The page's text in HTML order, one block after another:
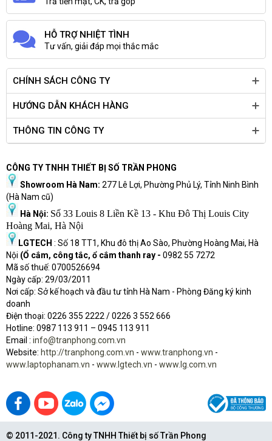
HỖ TRỢ NHIỆT TÌNH
Tư vấn, giải đáp mọi thắc mắc
CHÍNH SÁCH CÔNG TY
HƯỚNG DẪN KHÁCH HÀNG
THÔNG TIN CÔNG TY
CÔNG TY TNHH THIẾT BỊ SỐ TRẦN PHONG
Showroom Hà Nam: 277 Lê Lợi, Phường Phủ Lý, Tỉnh Ninh Bình
(Hà Nam cũ)
Hà Nội: Số 33 Louis 8 Liền Kề 13 - Khu Đô Thị Louis City
Hoàng Mai, Hà Nội
LGTECH : Số 18 TT1, Khu đô thị Ao Sào, Phường Hoàng Mai, Hà
Nội (Ổ cắm, công tắc, ổ cắm thanh ray - 0982 55 7272
Mã số thuế: 0700526694
Ngày cấp: 29/03/2011
Nơi cấp: Sở kế hoạch và đầu tư tỉnh Hà Nam - Phòng Đăng ký kinh
doanh
Điện thoại: 0226 355 2222 / 0226 3 552 666
Hotine: 0987 113 911 – 0945 113 911
Email : info@tranphong.com.vn
Website: http://tranphong.com.vn - www.tranphong.vn -
www.laptophanam.vn - www.lgtech.vn - www.lg.com.vn
© 2011-2021. Công ty TNHH Thiết bị số Trần Phong